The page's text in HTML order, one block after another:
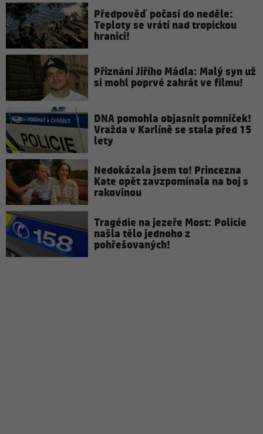
Předpověď počasí do neděle:
Teploty se vrátí nad tropickou
hranici!
Přiznání Jiřího Mádla: Malý syn už
si mohl poprvé zahrát ve filmu!
DNA pomohla objasnit pomníček!
Vražda v Karlíně se stala před 15
lety
Nedokázala jsem to! Princezna
Kate opět zavzpomínala na boj s
rakovinou
Tragédie na jezeře Most: Policie
našla tělo jednoho z
pohřešovaných!